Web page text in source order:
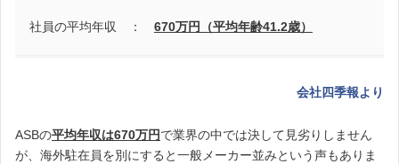
社員の平均年収 ： 670万円（平均年齢41.2歳）
会社四季報より
ASBの平均年収は670万円で業界の中では決して見劣りしません
が、海外駐在員を別にすると一般メーカー並みという声もありま